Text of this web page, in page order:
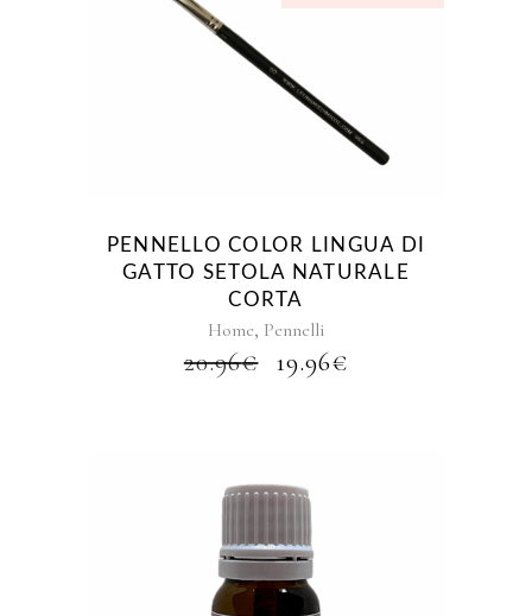
PENNELLO COLOR LINGUA DI
GATTO SETOLA NATURALE
CORTA
Home, Pennelli
20.96€ IL
PREZZO
19.96€